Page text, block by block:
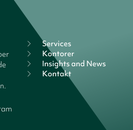
Services
Kontorer
Insights and News
Kontakt